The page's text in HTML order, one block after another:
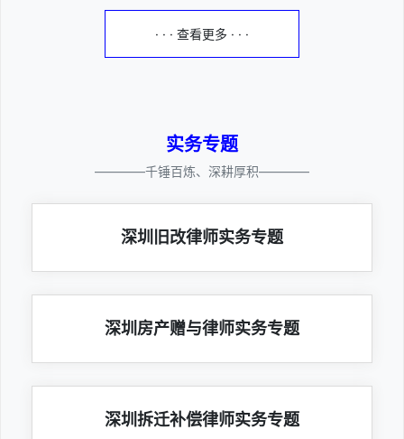
· · · 查看更多 · · ·
实务专题
————千锤百炼、深耕厚积————
深圳旧改律师实务专题
深圳房产赠与律师实务专题
深圳拆迁补偿律师实务专题